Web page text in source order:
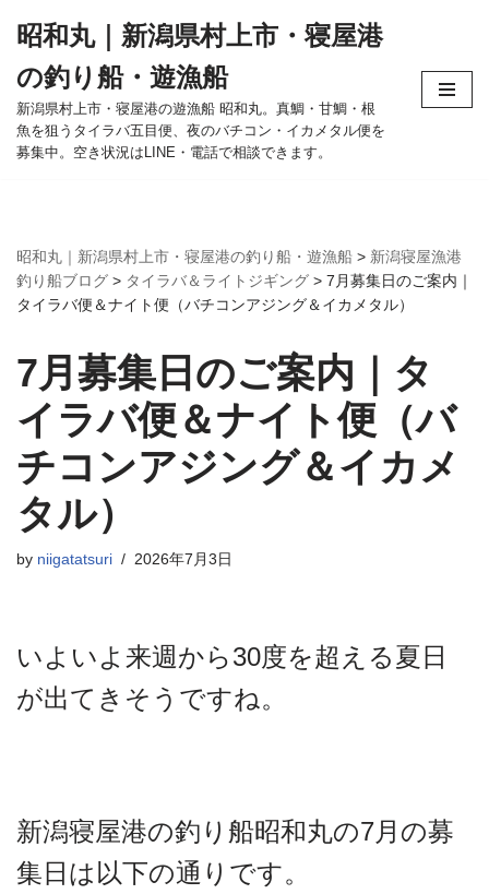
ン
テ
ン
ツ
ッ
プ
昭和丸｜新潟県村上市・寝屋港
の釣り船・遊漁船
新潟県村上市・寝屋港の遊漁船 昭和丸。真鯛・甘鯛・根
魚を狙うタイラバ五目便、夜のバチコン・イカメタル便を
募集中。空き状況はLINE・電話で相談できます。
昭和丸｜新潟県村上市・寝屋港の釣り船・遊漁船 > 新潟寝屋漁港
釣り船ブログ > タイラバ＆ライトジギング > 7月募集日のご案内｜
タイラバ便＆ナイト便（バチコンアジング＆イカメタル）
7月募集日のご案内｜タ
イラバ便＆ナイト便（バ
チコンアジング＆イカメ
タル）
by niigatatsuri 2026年7月3日
いよいよ来週から30度を超える夏日
が出てきそうですね。
新潟寝屋港の釣り船昭和丸の7月の募
集日は以下の通りです。